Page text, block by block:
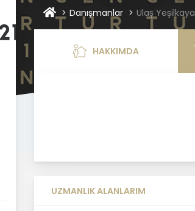
Danışmanlar Ulaş Yeşilkaya
HAKKIMDA
UZMANLIK ALANLARIM